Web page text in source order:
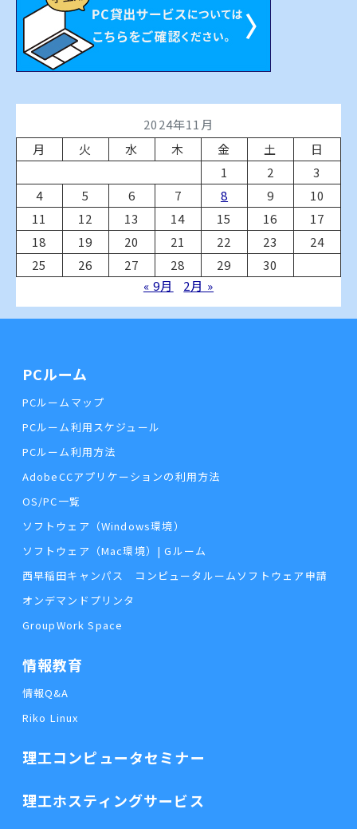
2024年11月
月
火 水 木 金 土
日
1
2
3
4
5 6 7 8 9
10
11
12 13 14 15 16
17
18
19 20 21 22 23
24
25
26 27 28 29
30
« 9月
2月 »
PCルーム
PCルームマップ
PCルーム利用スケジュール
PCルーム利用方法
AdobeCCアプリケーションの利用方法
OS/PC一覧
ソフトウェア（Windows環境）
ソフトウェア（Mac環境）| Gルーム
西早稲田キャンパス コンピュータルームソフトウェア申請
オンデマンドプリンタ
GroupWork Space
情報教育
情報Q&A
Riko Linux
理工コンピュータセミナー
理工ホスティングサービス